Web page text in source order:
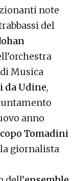
note
del
Musica
da Udine,
anno
Tomadini
giornalista